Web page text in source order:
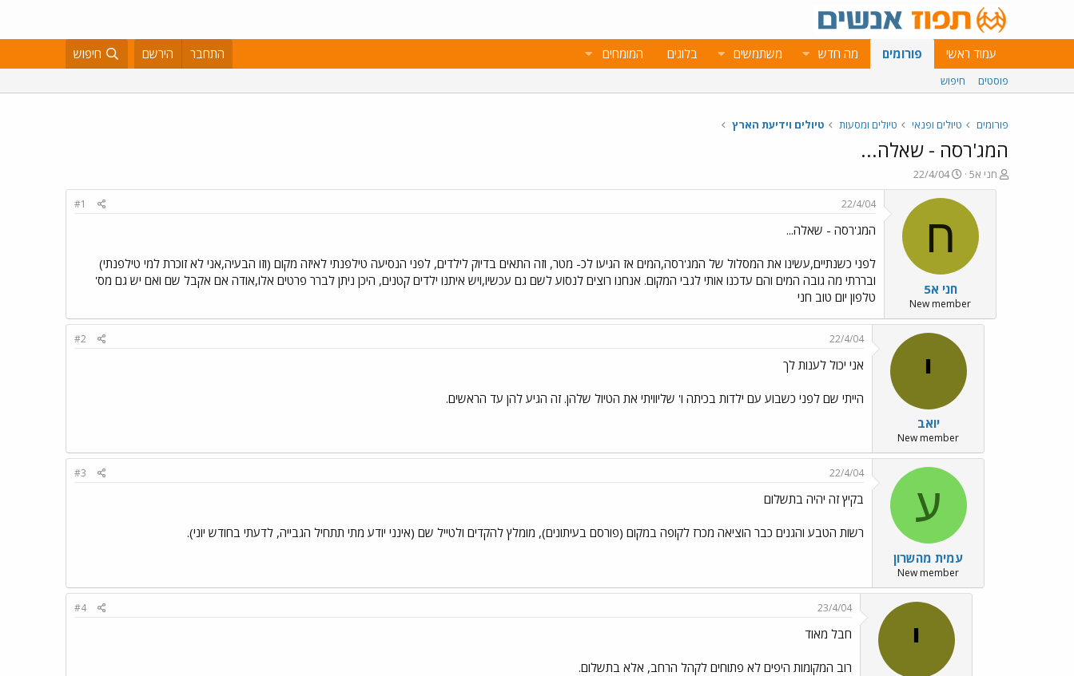
עמוד ראשי פורומים מה חדש משתמשים בלוגים המומחים התחבר הירשם חיפוש
פוסטים חיפוש
פורומים טיולים ופנאי טיולים ומסעות טיולים וידיעת הארץ
המג'רסה - שאלה...
פ
ו
חני א5
פ
ו
ר
ם
א
ר
י
ך
22/4/04
ח
חני א5
New member
22/4/04
#1
המג'רסה - שאלה...
לפני כשנתיים,עשינו את המסלול של המג'רסה,המים אז הגיעו לכ- מטר, וזה התאים בדיוק לילדים, לפני הנסיעה טילפנתי לאיזה מקום (וזו הבעיה,אני לא זוכרת למי טילפנתי)
ובררתי מה גובה המים והם עדכנו אותי לגבי המקום. אנחנו רוצים לנסוע לשם גם עכשיו,ויש איתנו ילדים קטנים, היכן ניתן לברר פרטים אלו,אודה אם אקבל שם ואם יש גם מס'
טלפון יום טוב חני
י
יוֹאב
New member
22/4/04
#2
אני יכול לענות לך
הייתי שם לפני כשבוע עם ילדות בכיתה ו' שליוויתי את הטיול שלהן. זה הגיע להן עד הראשים.
ע
עמית מהשרון
New member
22/4/04
#3
בקיץ זה יהיה בתשלום
רשות הטבע והגנים כבר הוציאה מכרז לקופה במקום (פורסם בעיתונים), מומלץ להקדים ולטייל שם (אינני יודע מתי תתחיל הגבייה, לדעתי בחודש יוני).
י
23/4/04
#4
חבל מאוד
רוב המקומות היפים לא פתוחים לקהל הרחב, אלא בתשלום.